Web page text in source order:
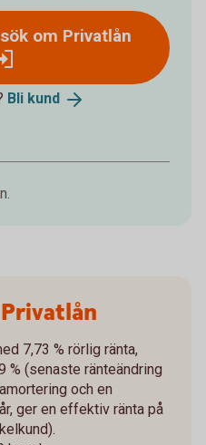
om Privatlån
Bli kund
7,73 % rörlig ränta,
% (senaste ränteändring
och en
ger en effektiv ränta på